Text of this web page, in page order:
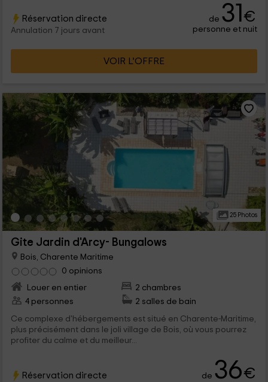
Réservation directe
Annulation 7 jours avant
de 31€
personne et nuit
VOIR L’OFFRE
25 Photos
Gite Jardin d'Arcy- Bungalows
Bois, Charente Maritime
0 opinions
Louer en entier
2 chambres
4 personnes
2 salles de bain
Ce complexe d'hébergements est situé en Charente-Maritime,
plus précisément dans le joli village de Bois, où vous pourrez
profiter du calme et du meilleur...
Réservation directe de 36€